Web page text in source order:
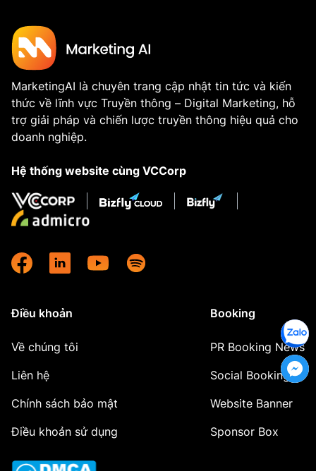
MarketingAI là chuyên trang cập nhật tin tức và kiến
thức về lĩnh vực Truyền thông – Digital Marketing, hỗ
trợ giải pháp và chiến lược truyền thông hiệu quả cho
doanh nghiệp.
Hệ thống website cùng VCCorp
Điều khoản
Về chúng tôi
Liên hệ
Chính sách bảo mật
Điều khoản sử dụng
Booking
PR Booking News
Social Booking
Website Banner
Sponsor Box